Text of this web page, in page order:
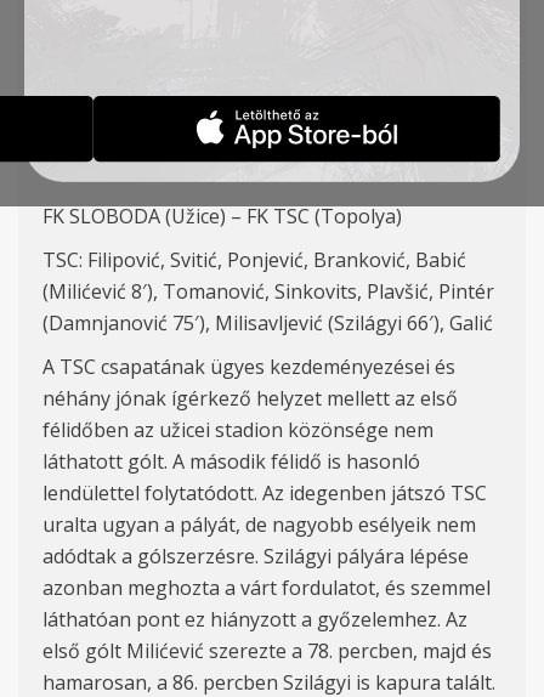
FK SLOBODA (Užice) – FK TSC (Topolya)
TSC: Filipović, Svitić, Ponjević, Branković, Babić
(Milićević 8′), Tomanović, Sinkovits, Plavšić, Pintér
(Damnjanović 75′), Milisavljević (Szilágyi 66′), Galić
A TSC csapatának ügyes kezdeményezései és
néhány jónak ígérkező helyzet mellett az első
félidőben az užicei stadion közönsége nem
láthatott gólt. A második félidő is hasonló
lendülettel folytatódott. Az idegenben játszó TSC
uralta ugyan a pályát, de nagyobb esélyeik nem
adódtak a gólszerzésre. Szilágyi pályára lépése
azonban meghozta a várt fordulatot, és szemmel
láthatóan pont ez hiányzott a győzelemhez. Az
első gólt Milićević szerezte a 78. percben, majd és
hamarosan, a 86. percben Szilágyi is kapura talált.